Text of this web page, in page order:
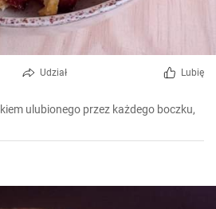
Udział Lubię
ulubionego przez każdego boczku,